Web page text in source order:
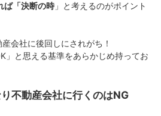
ば「決断の時 」と考えるのがポイント
会社に後回しにされがち！
」と思える基準をあらかじめ持ってお
不動産会社に行くのはNG